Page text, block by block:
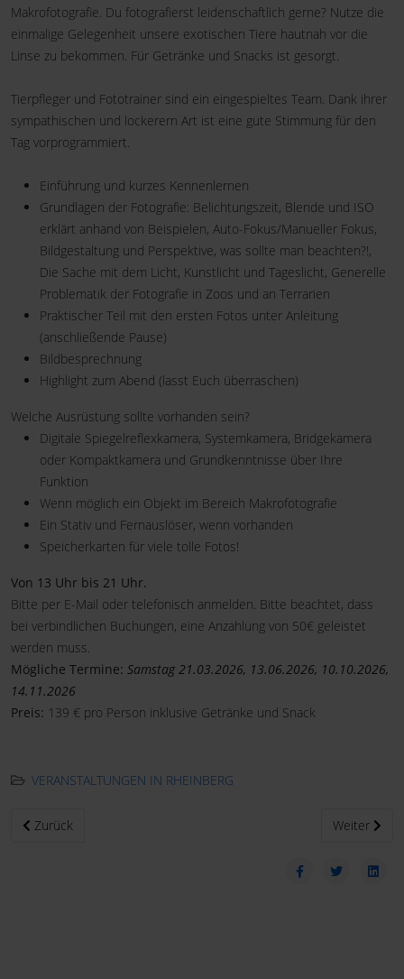
Makrofotografie. Du fotografierst leidenschaftlich gerne? Nutze die
einmalige Gelegenheit unsere exotischen Tiere hautnah vor die
Linse zu bekommen. Für Getränke und Snacks ist gesorgt.
Tierpfleger und Fototrainer sind ein eingespieltes Team. Dank ihrer
sympathischen und lockerern Art ist eine gute Stimmung für den
Tag vorprogrammiert.
Einführung und kurzes Kennenlernen
Grundlagen der Fotografie: Belichtungszeit, Blende und ISO
erklärt anhand von Beispielen, Auto-Fokus/Manueller Fokus,
Bildgestaltung und Perspektive, was sollte man beachten?!,
Die Sache mit dem Licht, Kunstlicht und Tageslicht, Generelle
Problematik der Fotografie in Zoos und an Terrarien
Praktischer Teil mit den ersten Fotos unter Anleitung
(anschließende Pause)
Bildbesprechnung
Highlight zum Abend (lasst Euch überraschen)
Welche Ausrüstung sollte vorhanden sein?
Digitale Spiegelreflexkamera, Systemkamera, Bridgekamera
oder Kompaktkamera und Grundkenntnisse über Ihre
Funktion
Wenn möglich ein Objekt im Bereich Makrofotografie
Ein Stativ und Fernauslöser, wenn vorhanden
Speicherkarten für viele tolle Fotos!
Von 13 Uhr bis 21 Uhr.
Bitte per E-Mail oder telefonisch anmelden. Bitte beachtet, dass
bei verbindlichen Buchungen, eine Anzahlung von 50€ geleistet
werden muss.
Mögliche Termine: Samstag 21.03.2026, 13.06.2026, 10.10.2026,
14.11.2026
Preis: 139 € pro Person inklusive Getränke und Snack
VERANSTALTUNGEN IN RHEINBERG
Vorheriger Beitrag: Photonight
Zurück Nächster
Weiter